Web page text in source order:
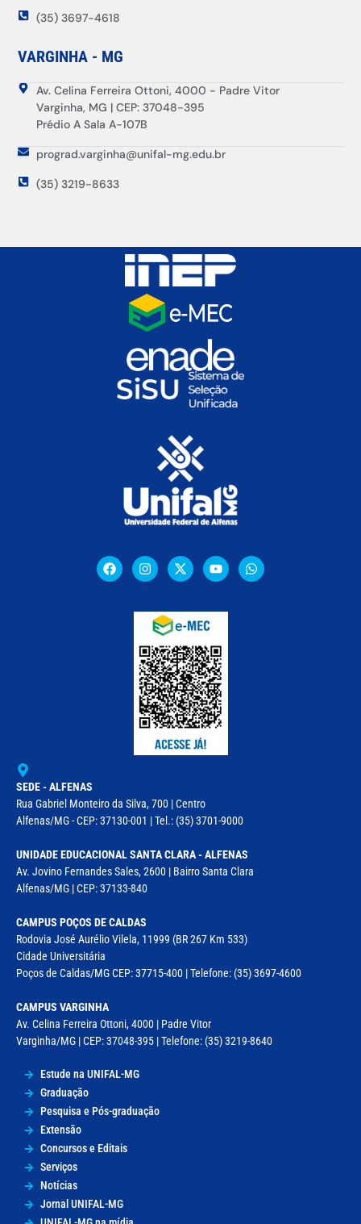
(35) 3697-4618
VARGINHA - MG
Av. Celina Ferreira Ottoni, 4000 - Padre Vitor
Varginha, MG | CEP: 37048-395
Prédio A Sala A-107B
prograd.varginha@unifal-mg.edu.br
(35) 3219-8633
SEDE - ALFENAS
Rua Gabriel Monteiro da Silva, 700 | Centro
Alfenas/MG - CEP: 37130-001 | Tel.: (35) 3701-9000
UNIDADE EDUCACIONAL SANTA CLARA - ALFENAS
Av. Jovino Fernandes Sales, 2600 | Bairro Santa Clara
Alfenas/MG | CEP: 37133-840
CAMPUS POÇOS DE CALDAS
Rodovia José Aurélio Vilela, 11999 (BR 267 Km 533)
Cidade Universitária
Poços de Caldas/MG CEP: 37715-400 | Telefone: (35) 3697-4600
CAMPUS VARGINHA
Av. Celina Ferreira Ottoni, 4000 | Padre Vitor
Varginha/MG | CEP: 37048-395 | Telefone: (35) 3219-8640
Estude na UNIFAL-MG
Graduação
Pesquisa e Pós-graduação
Extensão
Concursos e Editais
Serviços
Notícias
Jornal UNIFAL-MG